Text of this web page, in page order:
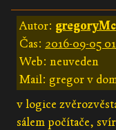
Autor: gregoryMc
Čas: 2016-09-05
Web: neuveden
Mail: gregor v
v logice
sálem počítače,